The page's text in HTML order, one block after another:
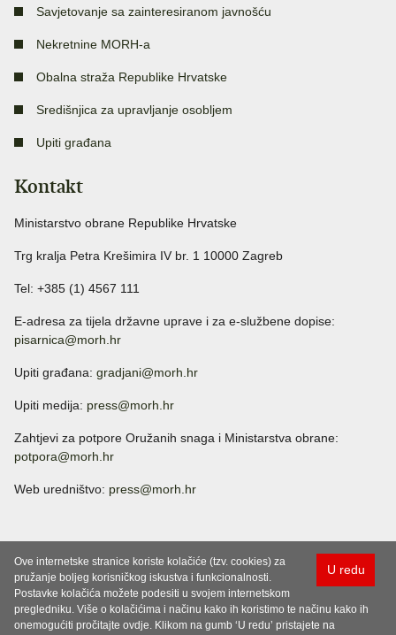
Savjetovanje sa zainteresiranom javnošću
Nekretnine MORH-a
Obalna straža Republike Hrvatske
Središnjica za upravljanje osobljem
Upiti građana
Kontakt
Ministarstvo obrane Republike Hrvatske
Trg kralja Petra Krešimira IV br. 1 10000 Zagreb
Tel: +385 (1) 4567 111
E-adresa za tijela državne uprave i za e-službene dopise:
pisarnica@morh.hr
Upiti građana: gradjani@morh.hr
Upiti medija: press@morh.hr
Zahtjevi za potpore Oružanih snaga i Ministarstva obrane:
potpora@morh.hr
Web uredništvo: press@morh.hr
U redu
Ove internetske stranice koriste kolačiće (tzv. cookies) za
pružanje boljeg korisničkog iskustva i funkcionalnosti.
Postavke kolačića možete podesiti u svojem internetskom
pregledniku. Više o kolačićima i načinu kako ih koristimo te načinu kako ih
onemogućiti pročitajte ovdje. Klikom na gumb ‘U redu’ pristajete na